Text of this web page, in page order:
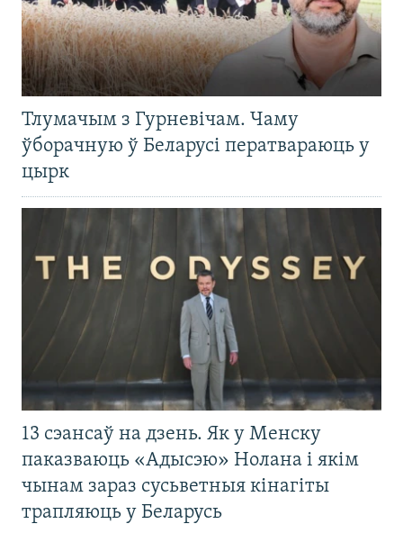
Тлумачым з Гурневічам. Чаму
ўборачную ў Беларусі ператвараюць у
цырк
13 сэансаў на дзень. Як у Менску
паказваюць «Адысэю» Нолана і якім
чынам зараз сусьветныя кінагіты
трапляюць у Беларусь